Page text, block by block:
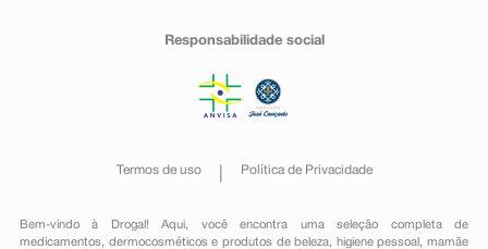
Responsabilidade social
Termos de uso Política de Privacidade
Bem-vindo à Drogal! Aqui, você encontra uma seleção completa de
medicamentos , dermocosméticos e produtos de beleza, higiene pessoal ,mamãe